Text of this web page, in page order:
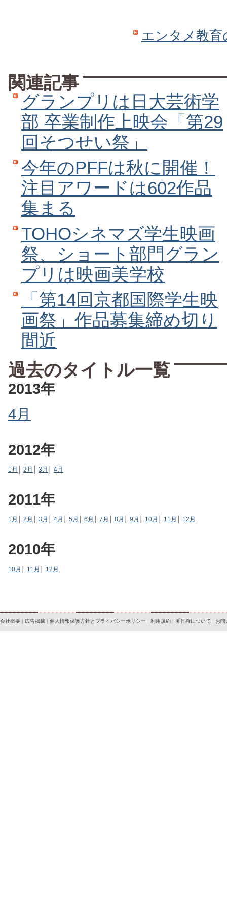
エンタメ教
関連記事
グランプリは日大芸術学
部 卒業制作上映会「第29
回そつせい祭」
今年のPFFは秋に開催！
注目アワードは602作品
集まる
TOHOシネマズ学生映画
祭、ショート部門グラン
プリは映画美学校
「第14回京都国際学生映
画祭」作品募集締め切り
間近
過去のタイトル一覧
2013年
4月
2012年
1月 2月 3月 4月
2011年
1月 2月 3月 4月 5月 6月 7月 8月 9月 10月 11月 12月
2010年
10月 11月 12月
会社概要 | 広告掲載 | 個人情報保護方針とプライバシーポリシー | 利用規約 | 著作権について | お問